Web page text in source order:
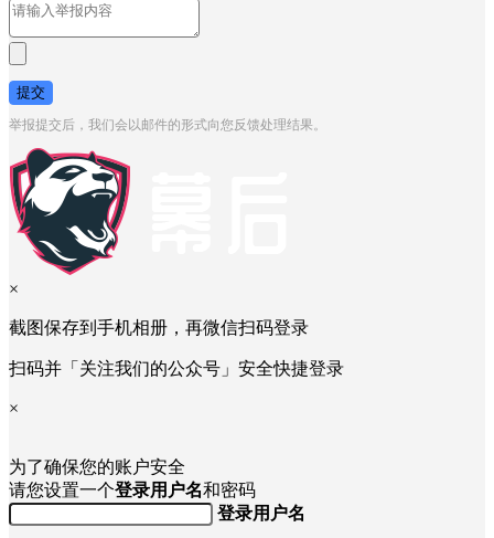
提交
举报提交后，我们会以邮件的形式向您反馈处理结果。
×
截图保存到手机相册，再微信扫码登录
扫码并「关注我们的公众号」安全快捷登录
×
为了确保您的账户安全
请您设置一个登录用户名和密码
登录用户名